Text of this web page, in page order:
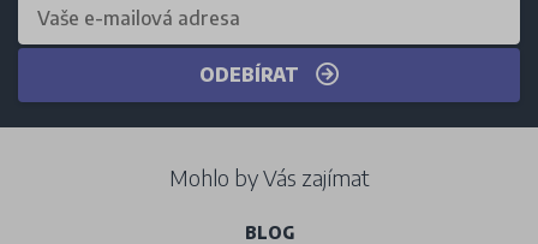
ODEBÍRAT
Mohlo by Vás zajímat
BLOG